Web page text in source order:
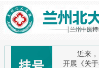
近来
开展《关